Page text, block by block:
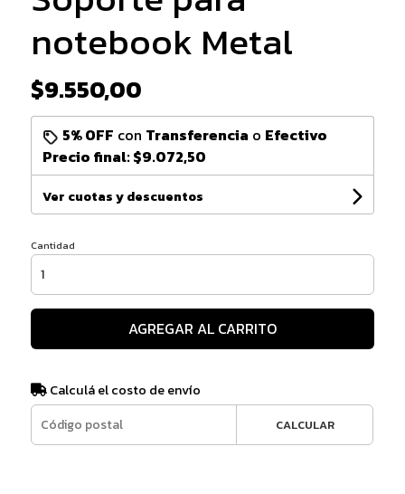
notebook Metal
$9.550,00
5% OFF con Transferencia o Efectivo
Precio final:$9.072,50
Ver cuotas y descuentos
Cantidad
AGREGAR AL CARRITO
Calculá el costo de envío
CALCULAR